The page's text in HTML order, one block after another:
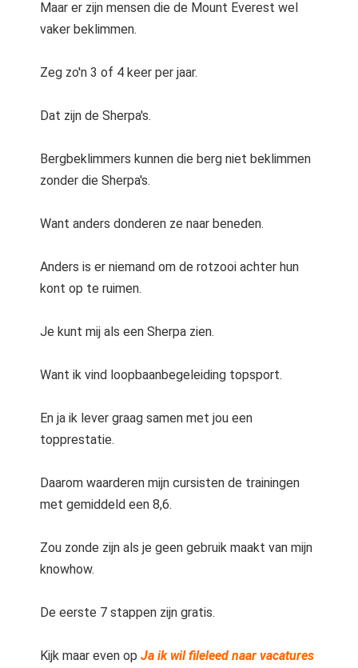
Maar er zijn mensen die de Mount Everest wel
vaker beklimmen.
Zeg zo'n 3 of 4 keer per jaar.
Dat zijn de Sherpa's.
Bergbeklimmers kunnen die berg niet beklimmen
zonder die Sherpa's.
Want anders donderen ze naar beneden.
Anders is er niemand om de rotzooi achter hun
kont op te ruimen.
Je kunt mij als een Sherpa zien.
Want ik vind loopbaanbegeleiding topsport.
En ja ik lever graag samen met jou een
topprestatie.
Daarom waarderen mijn cursisten de trainingen
met gemiddeld een 8,6.
Zou zonde zijn als je geen gebruik maakt van mijn
knowhow.
De eerste 7 stappen zijn gratis.
Kijk maar even op Ja ik wil fileleed naar vacatures